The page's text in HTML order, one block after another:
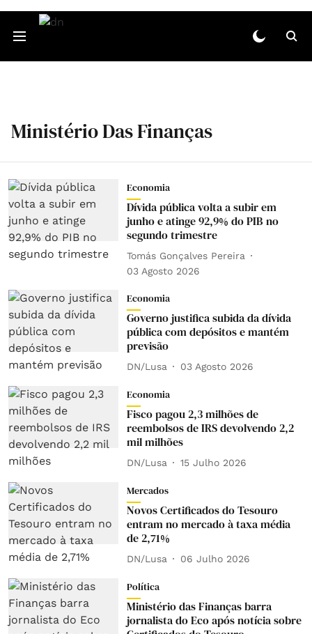
Ministério Das Finanças
Economia
Dívida pública volta a subir em
junho e atinge 92,9% do PIB no
segundo trimestre
Tomás Gonçalves Pereira
03 Agosto 2026
Economia
Governo justifica subida da dívida
pública com depósitos e mantém
previsão
DN/Lusa 03 Agosto 2026
Economia
Fisco pagou 2,3 milhões de
reembolsos de IRS devolvendo 2,2
mil milhões
DN/Lusa 15 Julho 2026
Mercados
Novos Certificados do Tesouro
entram no mercado à taxa média
de 2,71%
DN/Lusa 06 Julho 2026
Política
Ministério das Finanças barra
jornalista do Eco após notícia sobre